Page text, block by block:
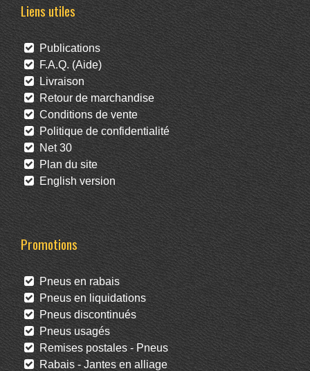
Liens utiles
Publications
F.A.Q. (Aide)
Livraison
Retour de marchandise
Conditions de vente
Politique de confidentialité
Net 30
Plan du site
English version
Promotions
Pneus en rabais
Pneus en liquidations
Pneus discontinués
Pneus usagés
Remises postales - Pneus
Rabais - Jantes en alliage